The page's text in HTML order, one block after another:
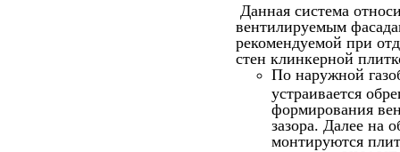
Данная система
вентилируемым
рекомендуемой при
стен клинкерной
По наружной
устраивается
формирования
зазора. Далее на
монтируются